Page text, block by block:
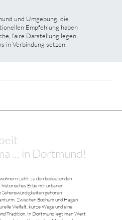
und Umgebung, die
Empfehlung haben
faire Darstellung legen,
in Verbindung setzen.
... in Dortmund!
zählt zu den bedeutenden
Erbe mit urbaner
Sehenswürdigkeiten gehören
Zwischen Bochum und Hagen
Vielfalt, kurze Wege und eine
Tradition. In Dortmund legt man Wert